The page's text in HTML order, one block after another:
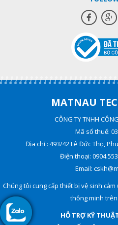
MATNAU
CÔNG TY TNHH
Mã số thuế:
Địa chỉ : 493/42 Lê Đức Thọ,
Điện thoại:
Email:
Chúng tôi cung cấp thiết bị vệ sinh
thông minh
HỖ TRỢ KỸ